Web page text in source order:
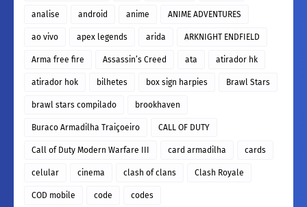
analise android anime ANIME ADVENTURES
ao vivo apex legends arida ARKNIGHT ENDFIELD
Arma free fire Assassin’s Creed ata atirador hk
atirador hok bilhetes box sign harpies Brawl Stars
brawl stars compilado brookhaven
Buraco Armadilha Traiçoeiro CALL OF DUTY
Call of Duty Modern Warfare III card armadilha cards
celular cinema clash of clans Clash Royale
COD mobile code codes